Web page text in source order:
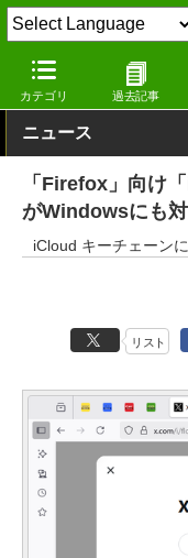
カテゴリ 過去記事
窓の杜 セキュリティ
ニュース
「Firefox」向け
がWindowsにも
iCloud キーチェーン
リスト